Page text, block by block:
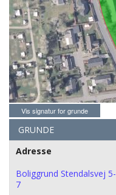
Vis signatur for grunde
GRUNDE
Adresse
Boliggrund Stendalsvej 5-
7